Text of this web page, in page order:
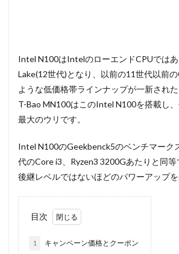
Intel N100はIntelのローエンドCPUでは
Lake(12世代)となり、以前の11世代以前
ような低価格帯ラインナップが一新された
T-Bao MN100はこのIntel N100を搭載し
最大のウリです。
Intel N100のGeekbenck5のベンチマーク
代のCore i3、Ryzen3 3200Gあたりと同
後継レベルではないほどのパワーアップを
目次
1 キャンペーン価格とクーポン